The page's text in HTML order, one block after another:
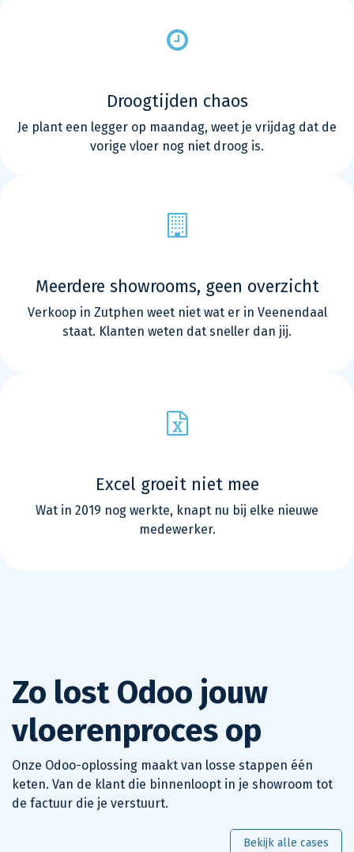
Droogtijden chaos
Je plant een legger op maandag, weet je vrijdag dat de
vorige vloer nog niet droog is.
Meerdere showrooms, geen overzicht
Verkoop in Zutphen weet niet wat er in Veenendaal
staat. Klanten weten dat sneller dan jij.
Excel groeit niet mee
Wat in 2019 nog werkte, knapt nu bij elke nieuwe
medewerker.
Zo lost Odoo jouw
vloerenproces op
Onze Odoo-oplossing maakt van losse stappen één
keten. Van de klant die binnenloopt in je showroom tot
de factuur die je verstuurt.
Bekijk alle cases